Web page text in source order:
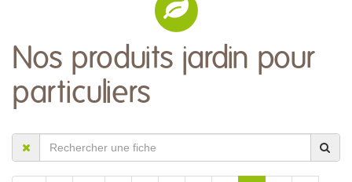
Nos produits jardin pour
particuliers